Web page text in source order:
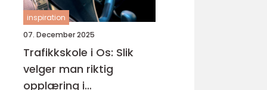
inspiration
07. December 2025
Trafikkskole i Os: Slik
velger man riktig
opplæring i